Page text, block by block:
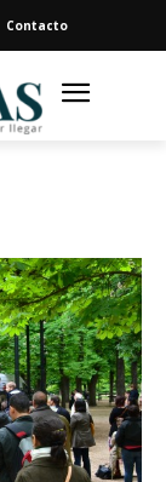
Contacto